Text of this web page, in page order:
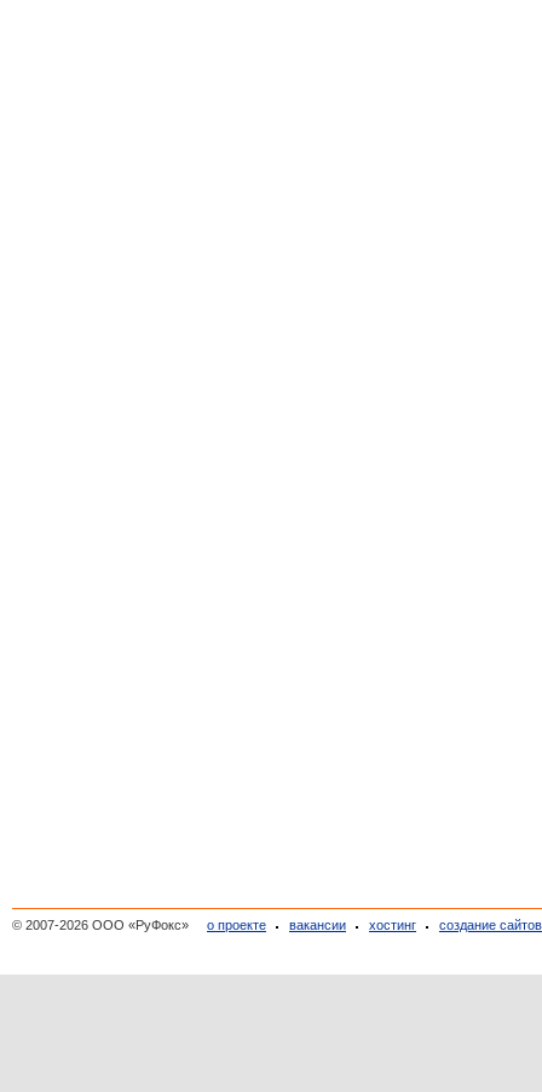
© 2007-2026 ООО «РуФокс» о проекте вакансии хостинг создание сайтов